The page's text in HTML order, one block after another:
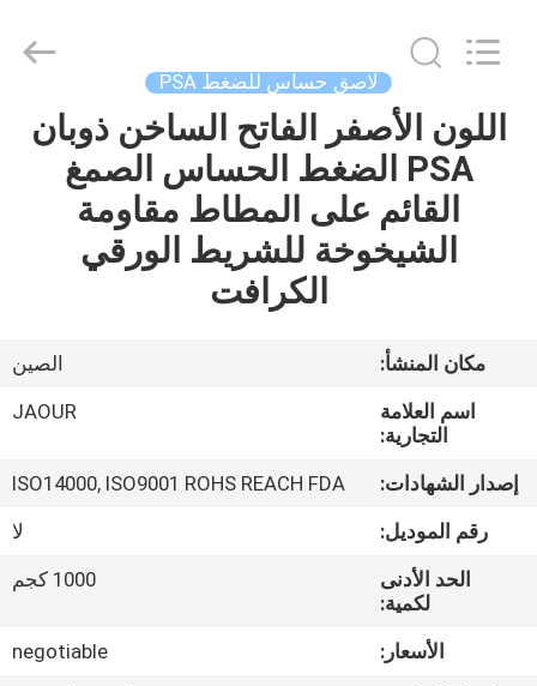
بيت
منتجات
جولة
المصنع
مراقبة
الجودة
Adhesive
Products
لاصق حساس للضغط PSA
اللون الأصفر الفاتح الساخن ذوبان
PSA الضغط الحساس الصمغ
القائم على المطاط مقاومة
الشيخوخة للشريط الورقي
الكرافت
مكان المنشأ:
الصين
اسم العلامة
التجارية:
JAOUR
إصدار الشهادات:
ISO14000, ISO9001 ROHS REACH FDA
رقم الموديل:
لا
الحد الأدنى
لكمية:
1000 كجم
الأسعار:
negotiable